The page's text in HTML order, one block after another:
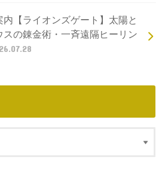
【ライオンズゲート】太陽と
スの錬金術・一斉遠隔ヒーリン